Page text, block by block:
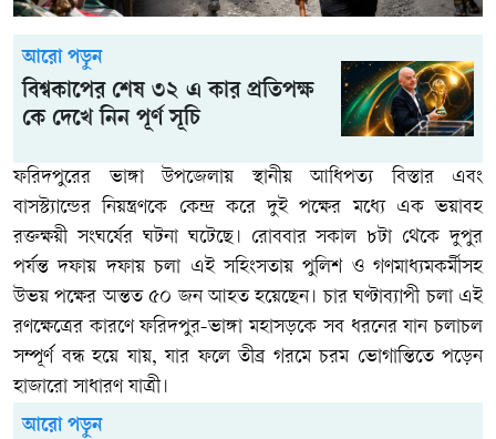
আরো পড়ুন
বিশ্বকাপের শেষ ৩২ এ কার প্রতিপক্ষ
কে দেখে নিন পূর্ণ সূচি
ফরিদপুরের ভাঙ্গা উপজেলায় স্থানীয় আধিপত্য বিস্তার এবং
বাসস্ট্যান্ডের নিয়ন্ত্রণকে কেন্দ্র করে দুই পক্ষের মধ্যে এক ভয়াবহ
রক্তক্ষয়ী সংঘর্ষের ঘটনা ঘটেছে। রোববার সকাল ৮টা থেকে দুপুর
পর্যন্ত দফায় দফায় চলা এই সহিংসতায় পুলিশ ও গণমাধ্যমকর্মীসহ
উভয় পক্ষের অন্তত ৫০ জন আহত হয়েছেন। চার ঘণ্টাব্যাপী চলা এই
রণক্ষেত্রের কারণে ফরিদপুর-ভাঙ্গা মহাসড়কে সব ধরনের যান চলাচল
সম্পূর্ণ বন্ধ হয়ে যায়, যার ফলে তীব্র গরমে চরম ভোগান্তিতে পড়েন
হাজারো সাধারণ যাত্রী।
আরো পড়ুন